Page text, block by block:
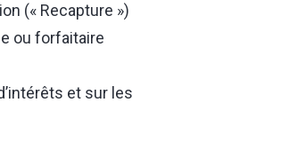
(« Recapture »)
ou forfaitaire
et sur les